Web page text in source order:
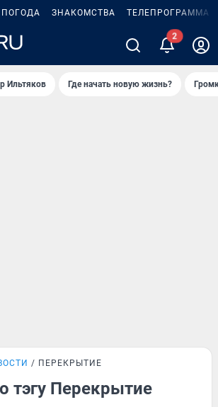
ПОГОДА ЗНАКОМСТВА ТЕЛЕПРОГРАММА
2
Ильтяков Где начать новую жизнь?
ПЕРЕКРЫТИЕ
тэгу Перекрытие